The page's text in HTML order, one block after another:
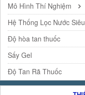
Mô Hình Thí Nghiệm
Hệ Thống Lọc Nước
Độ hòa tan thuốc
Sấy Gel
Độ Tan Rã Thuốc